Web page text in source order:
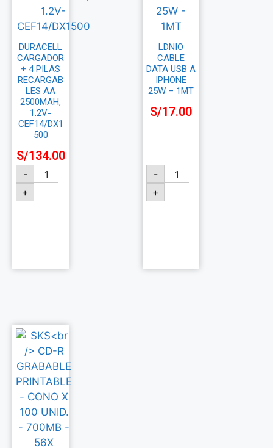
DURACELL
CARGADOR
+ 4 PILAS
RECARGAB
LES AA
2500MAH,
1.2V-
CEF14/DX1
500
S/134.00
-
+
LDNIO
CABLE
DATA USB A
IPHONE
25W – 1MT
S/17.00
-
+